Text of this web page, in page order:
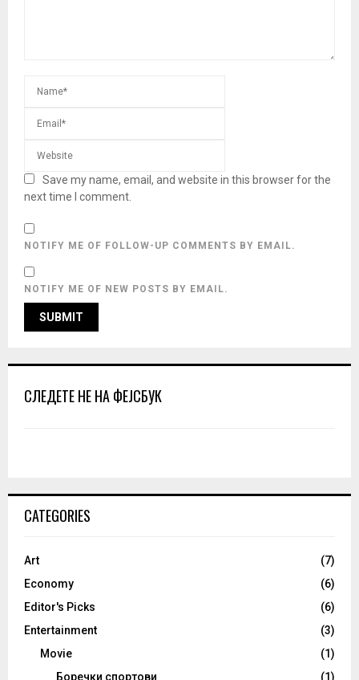
Save my name, email, and website in this browser for the
next time I comment.
NOTIFY ME OF FOLLOW-UP COMMENTS BY EMAIL.
NOTIFY ME OF NEW POSTS BY EMAIL.
СЛЕДЕТЕ НЕ НА ФЕЈСБУК
CATEGORIES
Art
(7)
Economy
(6)
Editor's Picks
(6)
Entertainment
(3)
Movie
(1)
Боречки спортови
(1)